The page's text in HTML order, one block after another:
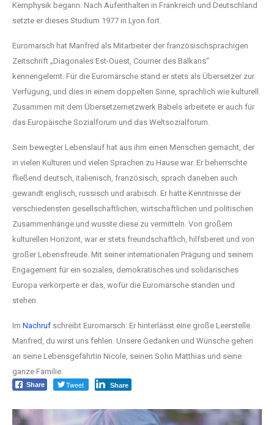
Kernphysik begann. Nach Aufenthalten in Frankreich und Deutschland
setzte er dieses Studium 1977 in Lyon fort.
Euromarsch hat Manfred als Mitarbeiter der französischsprachigen
Zeitschrift „Diagonales Est-Ouest, Courrier des Balkans“
kennengelernt. Für die Euromärsche stand er stets als Übersetzer zur
Verfügung, und dies in einem doppelten Sinne, sprachlich wie kulturell.
Zusammen mit dem Übersetzernetzwerk Babels arbeitete er auch für
das Europäische Sozialforum und das Weltsozialforum.
Sein bewegter Lebenslauf hat aus ihm einen Menschen gemacht, der
in vielen Kulturen und vielen Sprachen zu Hause war. Er beherrschte
fließend deutsch, italienisch, französisch, sprach daneben auch
gewandt englisch, russisch und arabisch. Er hatte Kenntnisse der
verschiedensten gesellschaftlichen, wirtschaftlichen und politischen
Zusammenhänge und wusste diese zu vermitteln. Von großem
kulturellen Horizont, war er stets freundschaftlich, hilfsbereit und von
großer Lebensfreude. Mit seiner internationalen Prägung und seinem
Engagement für ein soziales, demokratisches und solidarisches
Europa verkörperte er das, wofür die Euromärsche standen und
stehen.
Im Nachruf schreibt Euromarsch: Er hinterlässt eine große Leerstelle.
Manfred, du wirst uns fehlen. Unsere Gedanken und Wünsche gehen
an seine Lebensgefährtin Nicole, seinen Sohn Matthias und seine
ganze Familie.
Share Tweet Share